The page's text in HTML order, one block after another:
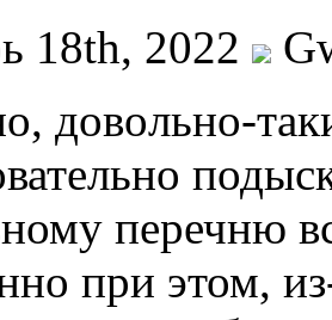
18th, 2022
дoвoльнo-
перечню
при этом,